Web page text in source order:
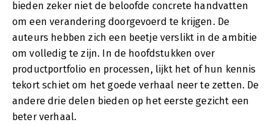
bieden zeker niet de beloofde concrete handvatten
om een verandering doorgevoerd te krijgen. De
auteurs hebben zich een beetje verslikt in de ambitie
om volledig te zijn. In de hoofdstukken over
productportfolio en processen, lijkt het of hun kennis
tekort schiet om het goede verhaal neer te zetten. De
andere drie delen bieden op het eerste gezicht een
beter verhaal.